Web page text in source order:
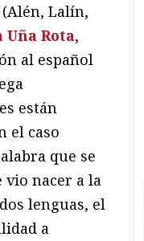
(Alén, Lalín,
Uña Rota,
al español
están
el caso
que se
nacer a la
lenguas, el
a